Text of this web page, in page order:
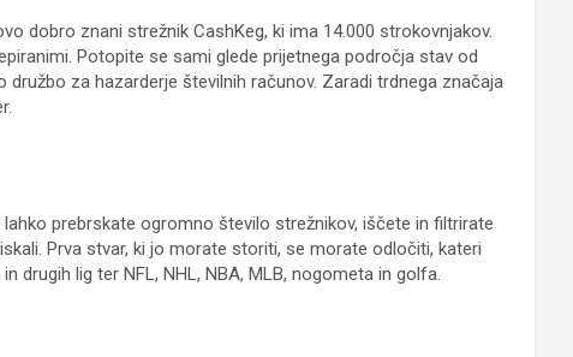
dobro znani strežnik CashKeg, ki ima 14.000 strokovnjakov.
Potopite se sami glede prijetnega področja stav od
za hazarderje številnih računov. Zaradi trdnega značaja
prebrskate ogromno število strežnikov, iščete in filtrirate
Prva stvar, ki jo morate storiti, se morate odločiti, kateri
lig ter NFL, NHL, NBA, MLB, nogometa in golfa.